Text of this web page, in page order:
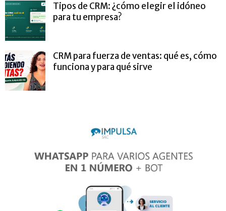
Tipos de CRM: ¿cómo elegir el idóneo
para tu empresa?
CRM para fuerza de ventas: qué es, cómo
funciona y para qué sirve